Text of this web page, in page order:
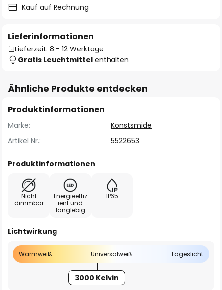
Kauf auf Rechnung
Lieferinformationen
Lieferzeit: 8 - 12 Werktage
Gratis Leuchtmittel enthalten
Ähnliche Produkte entdecken
Produktinformationen
Marke:
Konstsmide
Artikel Nr.:
5522653
Produktinformationen
Nicht
dimmbar
Energieeffiz
ient und
langlebig
IP65
Lichtwirkung
Warmweiß Universalweiß Tageslicht
3000 Kelvin